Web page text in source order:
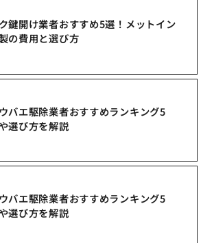
鍵開け業者おすすめ5選！メットイン
の費用と選び方
バエ駆除業者おすすめランキング5
選び方を解説
バエ駆除業者おすすめランキング5
選び方を解説